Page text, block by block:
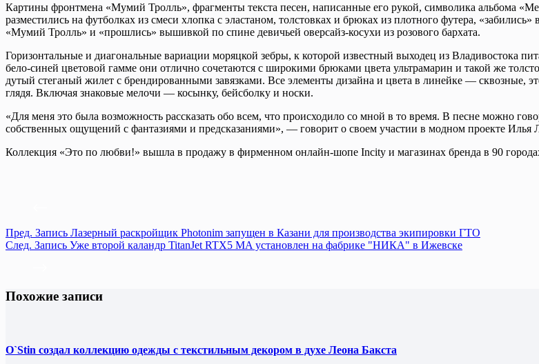
Картины фронтмена «Мумий Тролль», фрагменты текста песен, написанные его рукой, символика альбома
разместились на футболках из смеси хлопка с эластаном, толстовках и брюках из плотного футера,
«Мумий Тролль» и «прошлись» вышивкой по спине девичьей оверсайз-косухи из розового бархата.
Горизонтальные и диагональные вариации моряцкой зебры, к которой известный выходец из Владивостока
бело-синей цветовой гамме они отлично сочетаются с широкими брюками цвета ультрамарин и такой же
дутый стеганый жилет с брендированными завязками. Все элементы дизайна и цвета в линейке — сквозные,
глядя. Включая знаковые мелочи — косынку, бейсболку и носки.
«Для меня это была возможность рассказать обо всем, что происходило со мной в то время. В песне можно
собственных ощущений с фантазиями и предсказаниями», — говорит о своем участии в модном проекте Илья
Коллекция «Это по любви!» вышла в продажу в фирменном онлайн-шопе Incity и магазинах бренда в 90
Пред. Запись Лазерный раскройщик Photonim запущен в Казани для производства экипировки ГТО
След. Запись Уже второй каландр TitanJet RTX5 MA установлен на фабрике "НИКА" в Ижевске
Похожие записи
O`Stin создал коллекцию одежды с текстильным декором в духе Леона Бакста